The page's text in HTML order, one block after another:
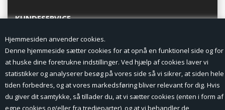
Hjemmesiden anvender cookies.
Denne hjemmeside sætter cookies for at opnå en funktionel side og for
at huske dine foretrukne indstillinger. Ved hjælp af cookies laver vi
statistikker og analyserer besøg på vores side så vi sikrer, at siden hele
tiden forbedres, og at vores markedsføring bliver relevant for dig. Hvis
du giver dit samtykke, så tillader du, at vi sætter cookies (enten i form af
egne cookies og/eller fra tredjeparter), og at vi behandler de
KUNDESERVICE
Forside
Min Konto
Nyheder
Vilkår og betingelser